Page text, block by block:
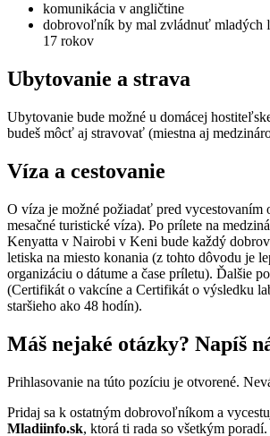
komunikácia v angličtine
dobrovoľník by mal zvládnuť mladých
17 rokov
Ubytovanie a strava
Ubytovanie bude možné u domácej
budeš môcť aj stravovať (miestna aj
Víza a cestovanie
O víza je možné požiadať pred vycestovaním
mesačné turistické víza). Po prílete na
Kenyatta v Nairobi v Keni bude každý
letiska na miesto konania (z tohto dôvodu je
organizáciu o dátume a čase príletu). Ďalšie
(Certifikát o vakcíne a Certifikát o výsledku
staršieho ako 48 hodín).
Máš nejaké otázky? Napíš
Prihlasovanie na túto pozíciu je otvorené.
Pridaj sa k ostatným dobrovoľníkom a
Mladiinfo.sk, ktorá ti rada so všetkým